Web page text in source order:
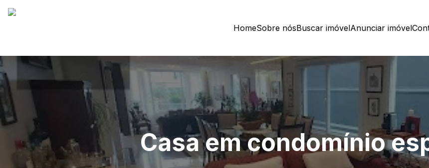
HomeSobre nósBuscar imóvelAnunciar imóvel
Casa em condomínio